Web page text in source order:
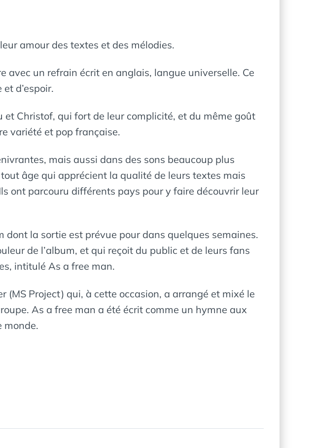
amour des textes et des mélodies.
avec un refrain écrit en anglais, langue universelle. Ce
d’espoir.
Christof, qui fort de leur complicité, et du même goût
variété et pop française.
mais aussi dans des sons beaucoup plus
âge qui apprécient la qualité de leurs textes mais
ont parcouru différents pays pour y faire découvrir leur
la sortie est prévue pour dans quelques semaines.
de l’album, et qui reçoit du public et de leurs fans
intitulé As a free man.
(MS Project) qui, à cette occasion, a arrangé et mixé le
As a free man a été écrit comme un hymne aux
monde.